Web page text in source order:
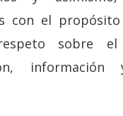
con el
sobre